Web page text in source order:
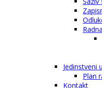
Jedinstveni
Plan
Kontakt